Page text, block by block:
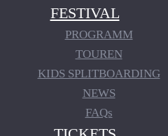
FESTIVAL
PROGRAMM
TOUREN
KIDS SPLITBOARDING
NEWS
FAQs